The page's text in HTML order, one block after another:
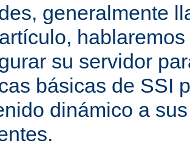
generalmente
su servidor
básicas de SSI
dinámico a